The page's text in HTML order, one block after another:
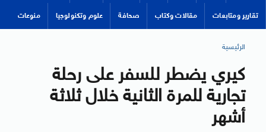
تقارير ومتابعات مقالات وكتاب صحافة علوم وتكنولوجيا منوعات
الرئيسية
كيري يضطر للسفر على رحلة
تجارية للمرة الثانية خلال ثلاثة
أشهر